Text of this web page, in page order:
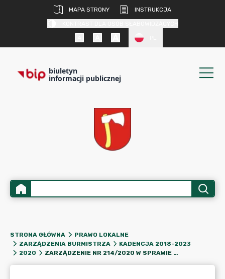
MAPA STRONY
INSTRUKCJA
biuletyn
informacji publicznej
STRONA GŁÓWNA
PRAWO LOKALNE
ZARZĄDZENIA BURMISTRZA
KADENCJA 2018-2023
2020
ZARZĄDZENIE NR 214/2020 W SPRAWIE ZMIANY UKŁADU WYKONAWCZEGO BUDŻETU GMINY I MIASTA KRAJENKA NA ROK 2020